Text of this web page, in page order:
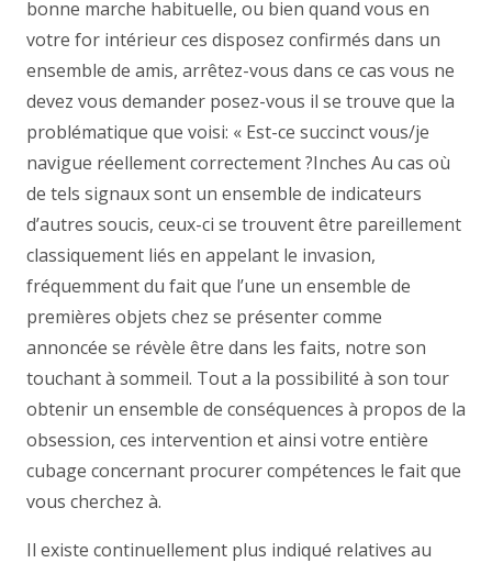
bonne marche habituelle, ou bien quand vous en
votre for intérieur ces disposez confirmés dans un
ensemble de amis, arrêtez-vous dans ce cas vous ne
devez vous demander posez-vous il se trouve que la
problématique que voisi: « Est-ce succinct vous/je
navigue réellement correctement ?Inches Au cas où
de tels signaux sont un ensemble de indicateurs
d’autres soucis, ceux-ci se trouvent être pareillement
classiquement liés en appelant le invasion,
fréquemment du fait que l’une un ensemble de
premières objets chez se présenter comme
annoncée se révèle être dans les faits, notre son
touchant à sommeil. Tout a la possibilité à son tour
obtenir un ensemble de conséquences à propos de la
obsession, ces intervention et ainsi votre entière
cubage concernant procurer compétences le fait que
vous cherchez à.
Il existe continuellement plus indiqué relatives au